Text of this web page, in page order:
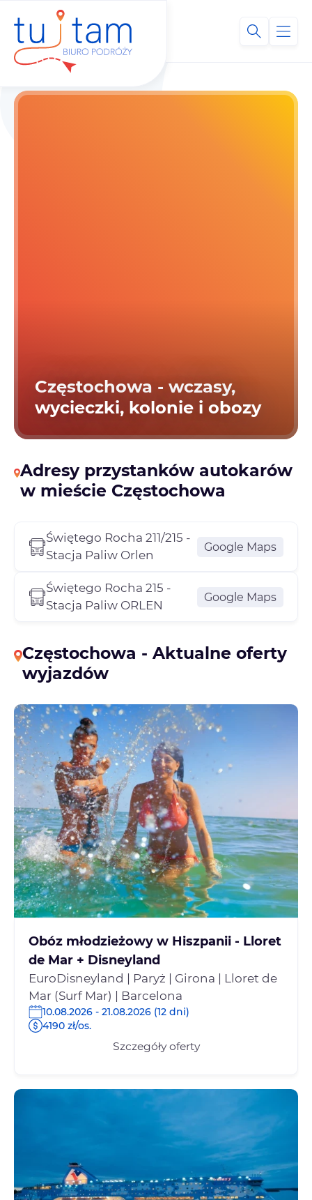
Częstochowa - wczasy,
wycieczki, kolonie i obozy
Adresy przystanków autokarów
w mieście Częstochowa
Świętego Rocha 211/215 -
Stacja Paliw Orlen
Google Maps
Świętego Rocha 215 -
Stacja Paliw ORLEN
Google Maps
Częstochowa - Aktualne oferty
wyjazdów
Obóz młodzieżowy w Hiszpanii - Lloret
de Mar + Disneyland
EuroDisneyland | Paryż | Girona | Lloret de
Mar (Surf Mar) | Barcelona
10.08.2026 - 21.08.2026 (12 dni)
4190 zł/os.
Szczegóły oferty